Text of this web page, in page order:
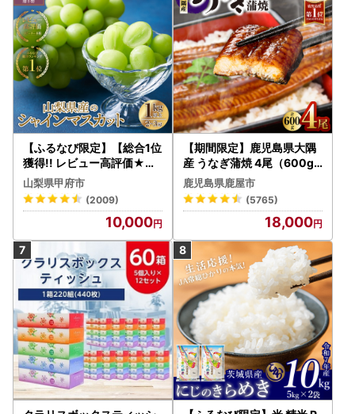
【ふるなび限定】【総合1位
獲得!! レビュー高評価★】
〈2026年度配送分〉山梨
県産 シャインマスカット 2
～3房（1.0kg以上）シャイ
ン フルーツ FN-Limited-S
P
山梨県甲府市
(2009)
10,000
【期間限定】鹿児島県大隅
産 うなぎ蒲焼 4尾（600g
） KN007-004-04-cp18
うなぎ 鰻 魚 惣菜 総菜
鹿児島県鹿屋市
(5765)
18,000